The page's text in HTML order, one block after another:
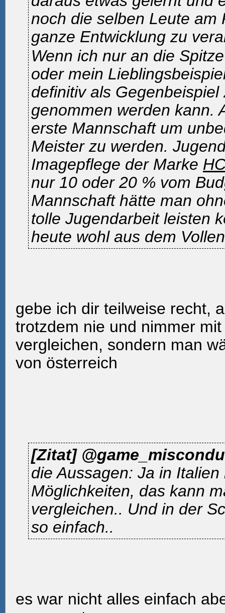
noch die selben Leute am
ganze Entwicklung zu
Wenn ich nur an die
oder mein
definitiv als Gegenbeispiel
genommen werden kann.
erste Mannschaft um
Meister zu werden.
Imagepflege der Marke
nur 10 oder 20 % vom
Mannschaft hätte man
tolle Jugendarbeit leisten
heute wohl aus dem
gebe ich dir teilweise recht,
trotzdem nie und nimmer
vergleichen, sondern man
von österreich
[Zitat]
die Aussagen: Ja in
Möglichkeiten, das kann
vergleichen.. Und in der
so einfach..
es war nicht alles einfach